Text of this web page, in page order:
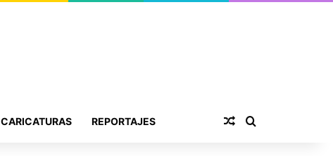
CARICATURAS REPORTAJES Publicación al